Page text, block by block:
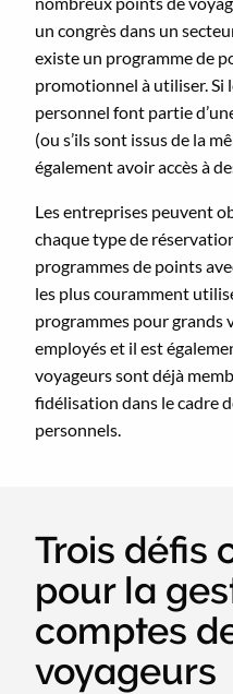
un congrès dans un
existe un programme de
promotionnel à utiliser. Si
personnel font partie
(ou s’ils sont issus de la
également avoir accès à
Les entreprises peuvent
chaque type de
programmes de points
les plus couramment
programmes pour grands
employés et il est
voyageurs sont déjà
fidélisation dans le cadre
personnels.
Trois défis
pour la
comptes
voyageurs